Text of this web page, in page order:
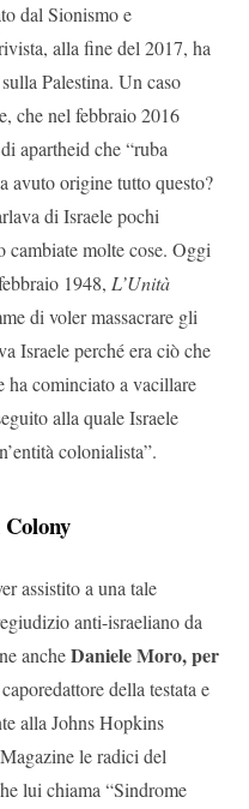
dal Sionismo e
alla fine del 2017, ha
Palestina. Un caso
che nel febbraio 2016
apartheid che “ruba
avuto origine tutto questo?
di Israele pochi
cambiate molte cose. Oggi
1948, L’Unità
di voler massacrare gli
Israele perché era ciò che
ha cominciato a vacillare
alla quale Israele
colonialista”.
assistito a una tale
anti-israeliano da
ancheDaniele Moro, per
della testata e
alla Johns Hopkins
le radici del
lui chiama “Sindrome